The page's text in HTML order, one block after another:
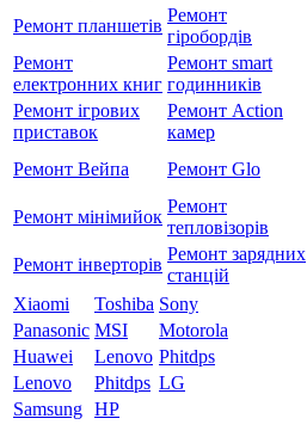
Ремонт планшетів
Ремонт
гіробордів
Ремонт
електронних книг
Ремонт smart
годинників
Ремонт ігрових
приставок
Ремонт Action
камер
Ремонт Вейпа Ремонт Glo
Ремонт мiнiмийок
Ремонт
тепловізорів
Ремонт інверторів
Ремонт зарядних
станцій
Xiaomi
Toshiba Sony
Panasonic MSI
Motorola
Huawei
Lenovo Phitdps
Lenovo
Phitdps LG
Samsung HP